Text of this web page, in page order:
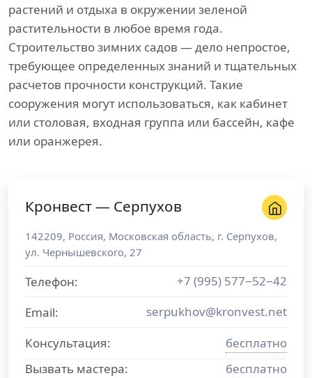
растений и отдыха в окружении зеленой
растительности в любое время года.
Строительство зимних садов — дело непростое,
требующее определенных знаний и тщательных
расчетов прочности конструкций. Такие
сооружения могут использоваться, как кабинет
или столовая, входная группа или бассейн, кафе
или оранжерея.
Кронвест — Серпухов
142209, Россия, Московская область, г. Серпухов,
ул. Чернышевского, 27
Телефон:
+7 (995) 577−52−42
Email:
serpukhov@kronvest.net
Консультация:
бесплатно
Вызвать мастера:
бесплатно